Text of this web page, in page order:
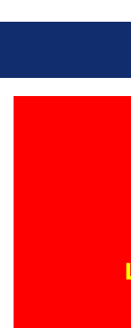
the
content